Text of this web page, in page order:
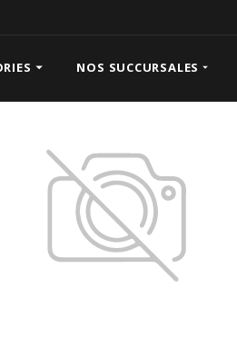
NOS SUCCURSALES